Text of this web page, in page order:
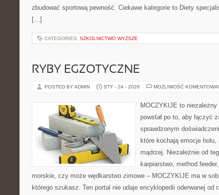
zbudować sportową pewność. Ciekawe kategorie to Diety
[…]
CATEGORIES: SZKOLNICTWO WYŻSZE
RYBY EGZOTYCZNE
POSTED BY ADMIN STY - 24 - 2026 MOŻLIWOŚĆ
MOCZYKIJE to
powstał po to, aby łączyć
sprawdzonym
które kochają emocje
mądrzej. Niezależnie od
karpiarstwo, method
morskie, czy może wędkarstwo zimowe – MOCZYKIJE ma w
którego szukasz. Ten portal nie udaje encyklopedii oderwanej